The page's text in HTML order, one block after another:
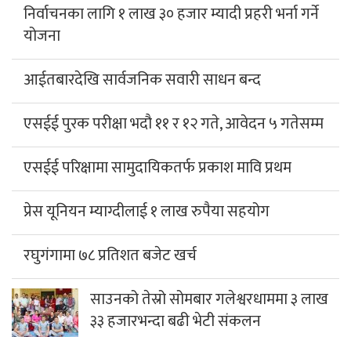
निर्वाचनका लागि १ लाख ३० हजार म्यादी प्रहरी भर्ना गर्ने
योजना
आईतबारदेखि सार्वजनिक सवारी साधन बन्द
एसईई पुरक परीक्षा भदौ ११ र १२ गते, आवेदन ५ गतेसम्म
एसईई परिक्षामा सामुदायिकतर्फ प्रकाश मावि प्रथम
प्रेस यूनियन म्याग्दीलाई १ लाख रुपैया सहयोग
रघुगंगामा ७८ प्रतिशत बजेट खर्च
साउनको तेस्रो सोमबार गलेश्वरधाममा ३ लाख
३३ हजारभन्दा बढी भेटी संकलन